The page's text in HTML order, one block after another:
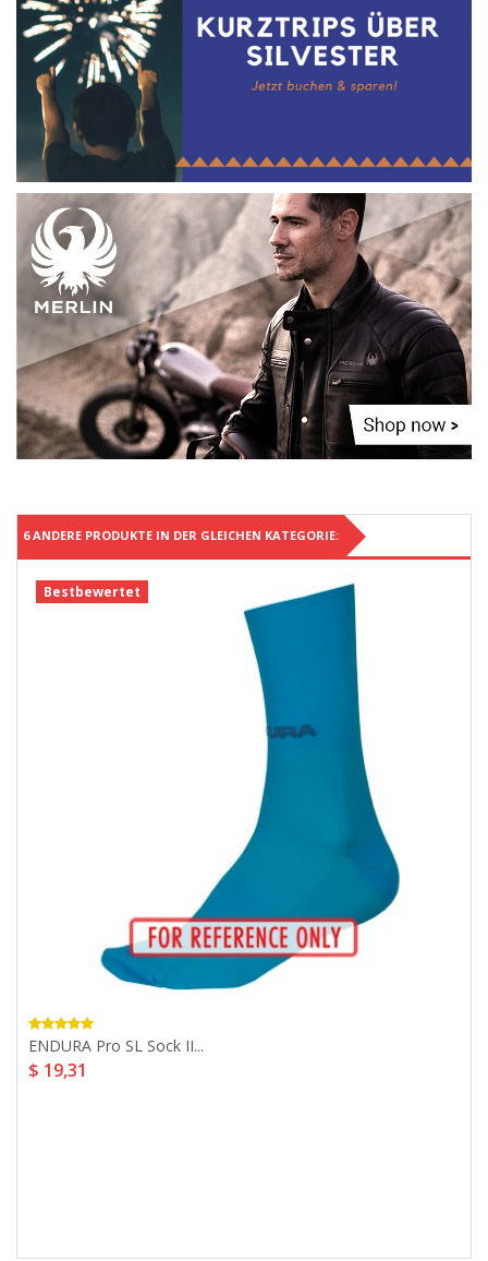
6 ANDERE PRODUKTE IN DER GLEICHEN KATEGORIE:
Bestbewertet
ENDURA Pro SL Sock II...
$ 19,31